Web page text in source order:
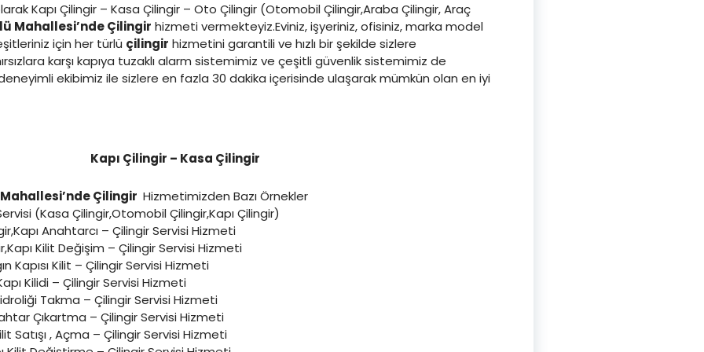
Kapı Çilingir – Kasa Çilingir – Oto Çilingir (Otomobil Çilingir,Araba Çilingir, Araç
Mahallesi’nde Çilingir hizmeti vermekteyiz.Eviniz, işyeriniz, ofisiniz, marka model
için her türlü çilingir hizmetini garantili ve hızlı bir şekilde sizlere
karşı kapıya tuzaklı alarm sistemimiz ve çeşitli güvenlik sistemimiz de
ekibimiz ile sizlere en fazla 30 dakika içerisinde ulaşarak mümkün olan en iyi
Kapı Çilingir – Kasa Çilingir
Çilingir Hizmetimizden Bazı Örnekler
(Kasa Çilingir,Otomobil Çilingir,Kapı Çilingir)
Anahtarcı – Çilingir Servisi Hizmeti
Kilit Değişim – Çilingir Servisi Hizmeti
Kapısı Kilit – Çilingir Servisi Hizmeti
Kilidi – Çilingir Servisi Hizmeti
Takma – Çilingir Servisi Hizmeti
Çıkartma – Çilingir Servisi Hizmeti
Satışı , Açma – Çilingir Servisi Hizmeti